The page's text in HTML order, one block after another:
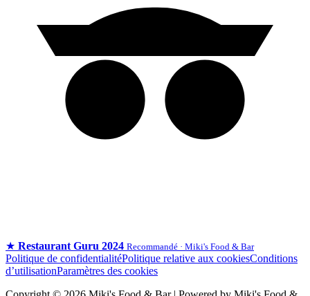
★ Restaurant Guru 2024 Recommandé · Miki's Food & Bar
Politique de confidentialitéPolitique relative aux cookiesConditions
d’utilisationParamètres des cookies